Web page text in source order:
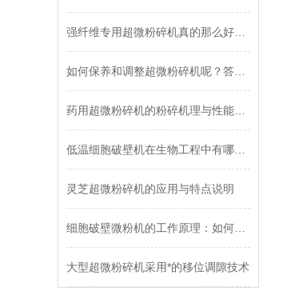
灵芝超微粉碎机的应用与特点说明
大型超微粉碎机采用*的移位调隙技术